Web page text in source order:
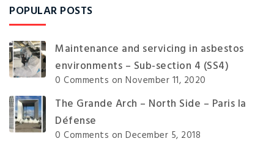
POPULAR POSTS
Maintenance and servicing in asbestos
environments – Sub-section 4 (SS4)
0 Comments on November 11, 2020
The Grande Arch – North Side – Paris la
Défense
0 Comments on December 5, 2018